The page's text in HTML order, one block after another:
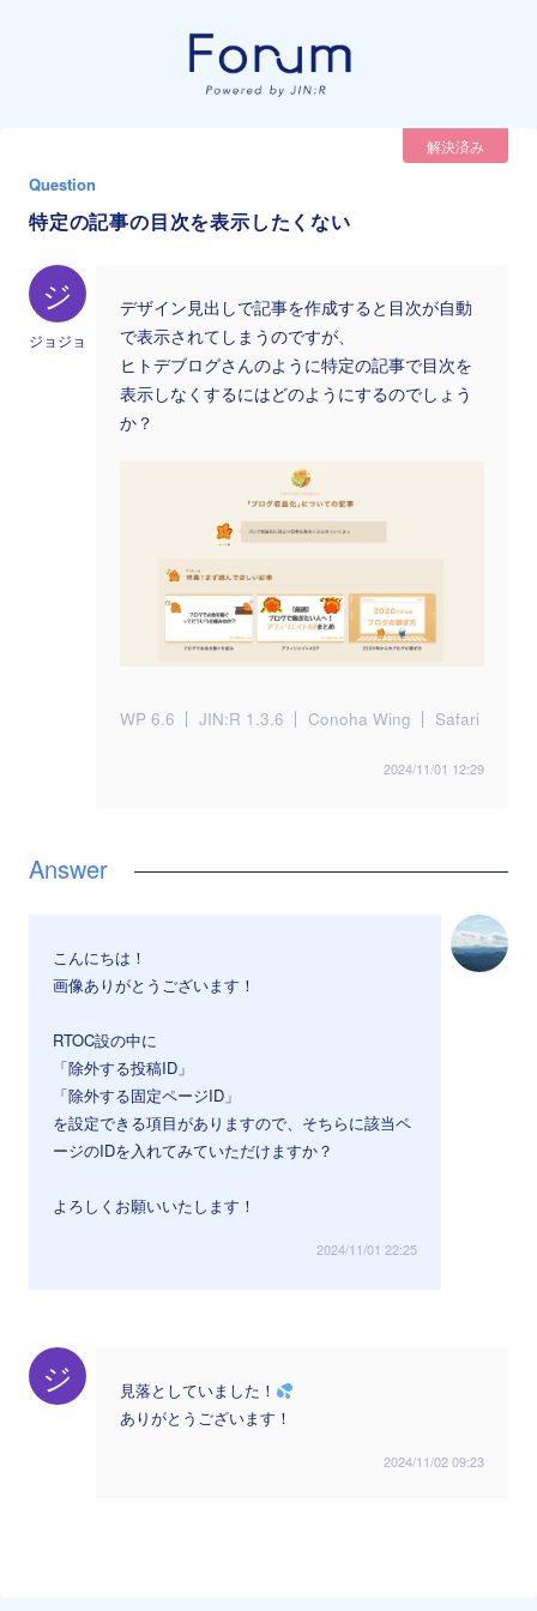
解決済み
Question
特定の記事の目次を表示したくない
ジ
ジョジョ
デザイン見出しで記事を作成すると目次が自動
で表示されてしまうのですが、
ヒトデブログさんのように特定の記事で目次を
表示しなくするにはどのようにするのでしょう
か？
WP 6.6 JIN:R 1.3.6 Conoha Wing Safari
2024/11/01 12:29
こんにちは！
画像ありがとうございます！
RTOC設の中に
「除外する投稿ID」
「除外する固定ページID」
を設定できる項目がありますので、そちらに該当ペ
ージのIDを入れてみていただけますか？
よろしくお願いいたします！
2024/11/01 22:25
ジ
見落としていました！
ありがとうございます！
2024/11/02 09:23